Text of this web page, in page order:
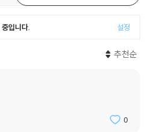
입니다. 설정
추천순
0